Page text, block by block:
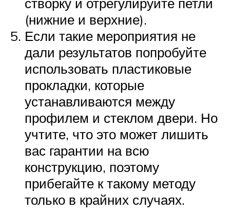
(нижние и верхние).
Если такие мероприятия не
дали результатов попробуйте
использовать пластиковые
прокладки, которые
устанавливаются между
профилем и стеклом двери. Но
учтите, что это может лишить
вас гарантии на всю
конструкцию, поэтому
прибегайте к такому методу
только в крайних случаях.